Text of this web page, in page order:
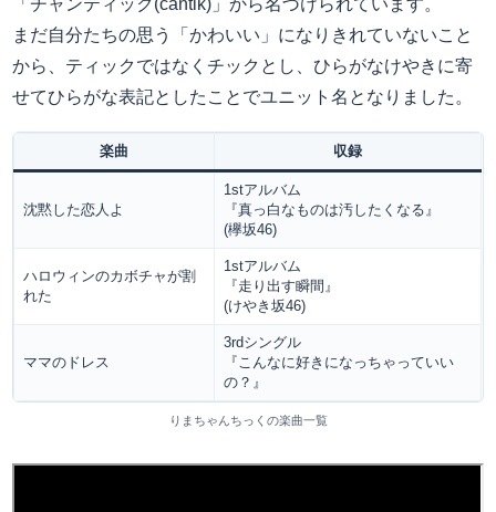
「チャンティック(cantik)」から名づけられています。
まだ自分たちの思う「かわいい」になりきれていないこと
から、ティックではなくチックとし、ひらがなけやきに寄
せてひらがな表記としたことでユニット名となりました。
楽曲 収録
沈黙した恋人よ
1stアルバム
『真っ白なものは汚したくなる』
(欅坂46)
ハロウィンのカボチャが割
れた
1stアルバム
『走り出す瞬間』
(けやき坂46)
ママのドレス
3rdシングル
『こんなに好きになっちゃっていい
の？』
りまちゃんちっくの楽曲一覧